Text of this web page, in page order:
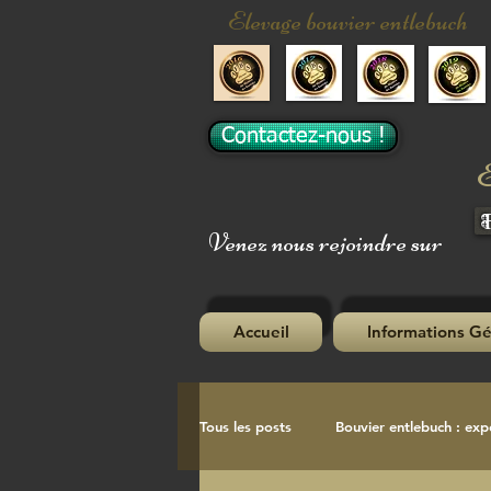
Elevage bouvier entlebuch
Contactez-nous !
Venez nous rejoindre sur
Accueil Informations
Tous les posts Bouvier entlebuch :